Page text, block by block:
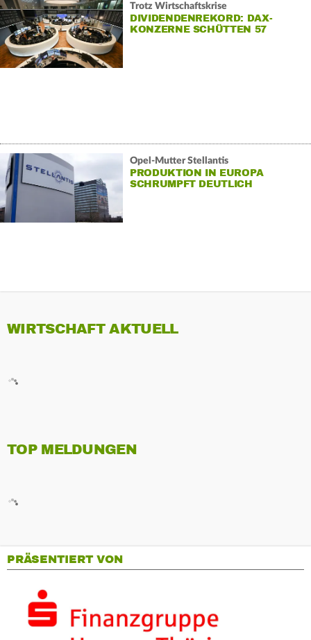
Trotz Wirtschaftskrise
DIVIDENDENREKORD: DAX-
KONZERNE SCHÜTTEN 57
Opel-Mutter Stellantis
PRODUKTION IN EUROPA
SCHRUMPFT DEUTLICH
WIRTSCHAFT AKTUELL
TOP MELDUNGEN
PRÄSENTIERT VON